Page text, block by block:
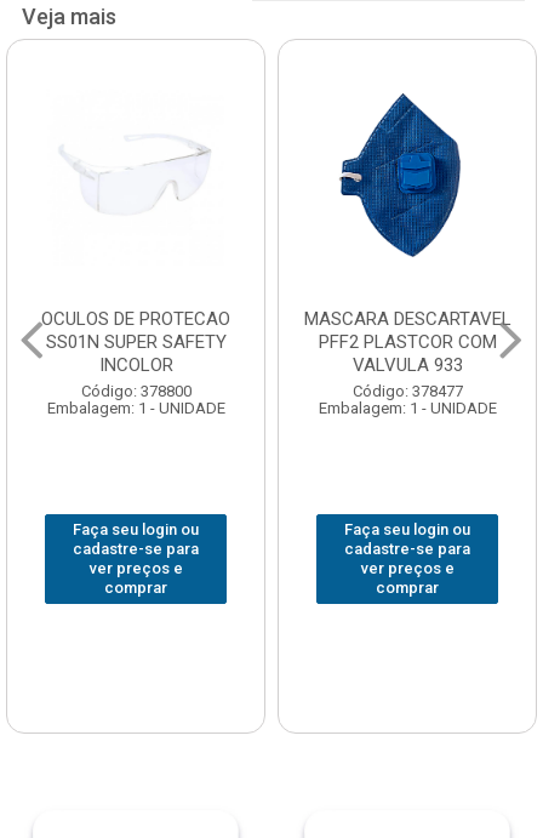
Veja mais
OCULOS DE PROTECAO
SS01N SUPER SAFETY
INCOLOR
Código: 378800
Embalagem: 1 - UNIDADE
Faça seu login ou
cadastre-se para
ver preços e
comprar
MASCARA DESCARTAVEL
PFF2 PLASTCOR COM
VALVULA 933
Código: 378477
Embalagem: 1 - UNIDADE
Faça seu login ou
cadastre-se para
ver preços e
comprar